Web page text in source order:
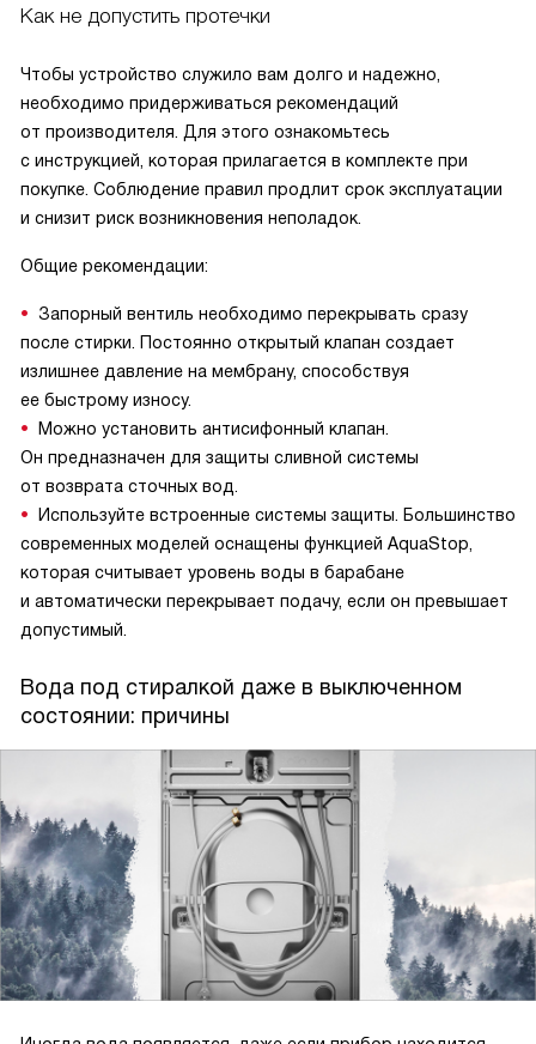
Как не допустить протечки
Чтобы устройство служило вам долго и надежно,
необходимо придерживаться рекомендаций
от производителя. Для этого ознакомьтесь
с инструкцией, которая прилагается в комплекте при
покупке. Соблюдение правил продлит срок эксплуатации
и снизит риск возникновения неполадок.
Общие рекомендации:
Запорный вентиль необходимо перекрывать сразу
после стирки. Постоянно открытый клапан создает
излишнее давление на мембрану, способствуя
ее быстрому износу.
Можно установить антисифонный клапан.
Он предназначен для защиты сливной системы
от возврата сточных вод.
Используйте встроенные системы защиты. Большинство
современных моделей оснащены функцией AquaStop,
которая считывает уровень воды в барабане
и автоматически перекрывает подачу, если он превышает
допустимый.
Вода под стиралкой даже в выключенном
состоянии: причины